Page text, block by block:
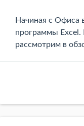
Начиная с Офиса
программы Excel.
рассмотрим в